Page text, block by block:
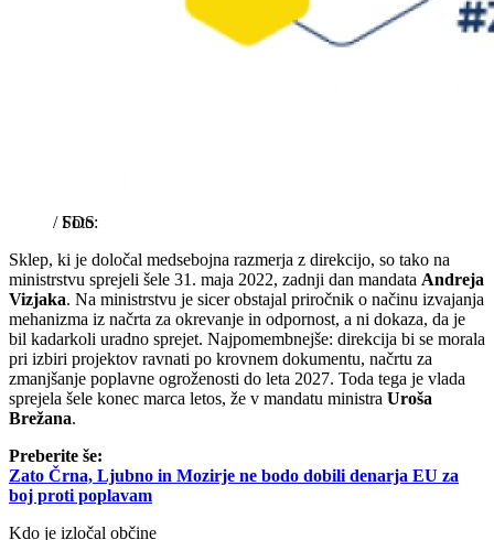
/SDS
Sklep, ki je določal medsebojna razmerja z direkcijo, so tako na
ministrstvu sprejeli šele 31. maja 2022, zadnji dan mandata Andreja
Vizjaka. Na ministrstvu je sicer obstajal priročnik o načinu izvajanja
mehanizma iz načrta za okrevanje in odpornost, a ni dokaza, da je
bil kadarkoli uradno sprejet. Najpomembnejše: direkcija bi se morala
pri izbiri projektov ravnati po krovnem dokumentu, načrtu za
zmanjšanje poplavne ogroženosti do leta 2027. Toda tega je vlada
sprejela šele konec marca letos, že v mandatu ministra Uroša
Brežana.
Preberite še:
Zato Črna, Ljubno in Mozirje ne bodo dobili denarja EU za
boj proti poplavam
Kdo je izločal občine